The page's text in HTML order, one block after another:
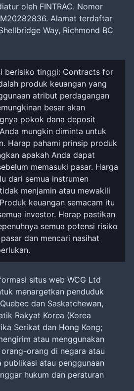
oleh FINTRAC. Nomor
Alamat terdaftar
Way, Richmond BC
berisiko tinggi: Contracts for
produk keuangan yang
atribut perdagangan
besar akan
pokok dana deposit
mungkin diminta untuk
Harap pahami prinsip produk
apakah Anda dapat
memasuki pasar. Harga
dari semua instrumen
menjamin atau mewakili
keuangan semacam itu
investor. Harap pastikan
semua potensi risiko
dan mencari nasihat
situs web WCG Ltd
menargetkan penduduk
dan Saskatchewan,
Rakyat Korea (Korea
Serikat dan Hong Kong;
atau menggunakan
orang di negara atau
publikasi atau penggunaan
hukum dan peraturan